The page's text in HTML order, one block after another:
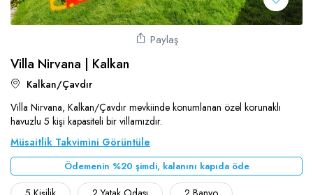
Paylaş
Villa Nirvana | Kalkan
Kalkan/Çavdır
Villa Nirvana, Kalkan/Çavdır mevkiinde konumlanan özel korunaklı
havuzlu 5 kişi kapasiteli bir villamızdır.
Müsaitlik Takvimini Görüntüle
Ödemenin %20 şimdi, kalanını kapıda öde